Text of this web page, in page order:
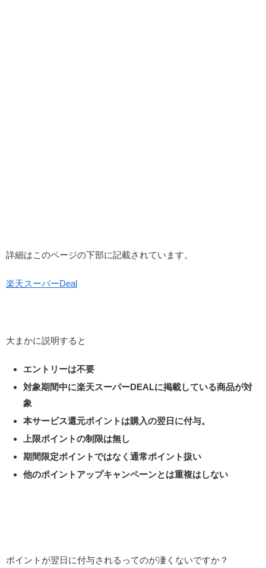
詳細はこのページの下部に記載されています。
楽天スーパーDeal
大まかに説明すると
エントリーは不要
対象期間中に楽天スーパーDEALに掲載している商品が対
象
本サービス還元ポイントは購入の翌日に付与。
上限ポイントの制限は無し
期間限定ポイントではなく通常ポイント扱い
他のポイントアップキャンペーンとは重複はしない
ポイントが翌日に付与されるってのが凄くないですか？